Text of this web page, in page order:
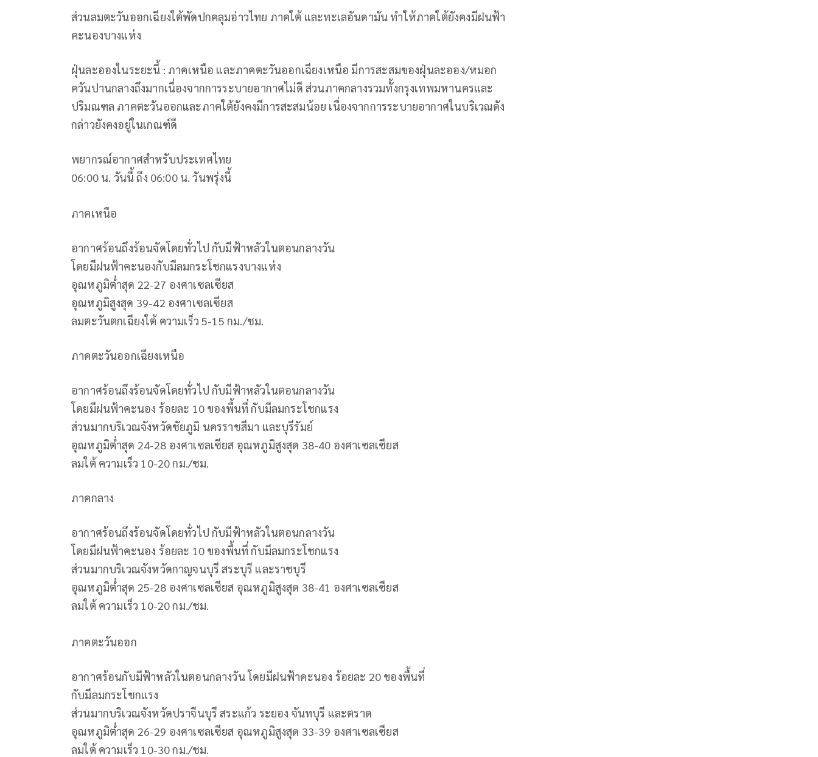
ส่วนลมตะวันออกเฉียงใต้พัดปกคลุมอ่าวไทย ภาคใต้ และทะเลอันดามัน ทำให้ภาคใต้ยังคงมีฝนฟ้า
คะนองบางแห่ง
ฝุ่นละอองในระยะนี้ : ภาคเหนือ และภาคตะวันออกเฉียงเหนือ มีการสะสมของฝุ่นละออง/หมอก
ควันปานกลางถึงมากเนื่องจากการระบายอากาศไม่ดี ส่วนภาคกลางรวมทั้งกรุงเทพมหานครและ
ปริมณฑล ภาคตะวันออกและภาคใต้ยังคงมีการสะสมน้อย เนื่องจากการระบายอากาศในบริเวณดัง
กล่าวยังคงอยู่ในเกณฑ์ดี
พยากรณ์อากาศสำหรับประเทศไทย
06:00 น. วันนี้ ถึง 06:00 น. วันพรุ่งนี้
ภาคเหนือ
อากาศร้อนถึงร้อนจัดโดยทั่วไป กับมีฟ้าหลัวในตอนกลางวัน
โดยมีฝนฟ้าคะนองกับมีลมกระโชกแรงบางแห่ง
อุณหภูมิต่ำสุด 22-27 องศาเซลเซียส
อุณหภูมิสูงสุด 39-42 องศาเซลเซียส
ลมตะวันตกเฉียงใต้ ความเร็ว 5-15 กม./ชม.
ภาคตะวันออกเฉียงเหนือ
อากาศร้อนถึงร้อนจัดโดยทั่วไป กับมีฟ้าหลัวในตอนกลางวัน
โดยมีฝนฟ้าคะนอง ร้อยละ 10 ของพื้นที่ กับมีลมกระโชกแรง
ส่วนมากบริเวณจังหวัดชัยภูมิ นครราชสีมา และบุรีรัมย์
อุณหภูมิต่ำสุด 24-28 องศาเซลเซียส อุณหภูมิสูงสุด 38-40 องศาเซลเซียส
ลมใต้ ความเร็ว 10-20 กม./ชม.
ภาคกลาง
อากาศร้อนถึงร้อนจัดโดยทั่วไป กับมีฟ้าหลัวในตอนกลางวัน
โดยมีฝนฟ้าคะนอง ร้อยละ 10 ของพื้นที่ กับมีลมกระโชกแรง
ส่วนมากบริเวณจังหวัดกาญจนบุรี สระบุรี และราชบุรี
อุณหภูมิต่ำสุด 25-28 องศาเซลเซียส อุณหภูมิสูงสุด 38-41 องศาเซลเซียส
ลมใต้ ความเร็ว 10-20 กม./ชม.
ภาคตะวันออก
อากาศร้อนกับมีฟ้าหลัวในตอนกลางวัน โดยมีฝนฟ้าคะนอง ร้อยละ 20 ของพื้นที่
กับมีลมกระโชกแรง
ส่วนมากบริเวณจังหวัดปราจีนบุรี สระแก้ว ระยอง จันทบุรี และตราด
อุณหภูมิต่ำสุด 26-29 องศาเซลเซียส อุณหภูมิสูงสุด 33-39 องศาเซลเซียส
ลมใต้ ความเร็ว 10-30 กม./ชม.